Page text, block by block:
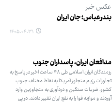
عکس خبر
بندرعباس؛ جان ایران
۱۴۰۵.۰۴.۳۱
مدافعان ایران، پاسداران جنوب
رزمندگان ایران اسلامی طی ۴۸ ساعت اخیر در پاسخ به
تجاوزات رژیم متجاوز آمریکا به نقاط مختلف جنوب
کشور، ضربات سنگین و دردآوری به متجاوزین وارد
آوردند و موازنه قوا را به نفع ایران تغییر دادند. در پی